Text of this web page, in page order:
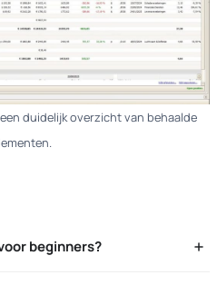
duidelijk overzicht van behaalde
beginners?